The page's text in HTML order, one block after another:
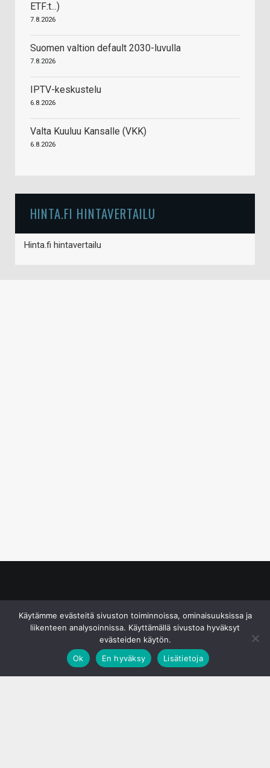
ETF:t...)
7.8.2026
Suomen valtion default 2030-luvulla
7.8.2026
IPTV-keskustelu
6.8.2026
Valta Kuuluu Kansalle (VKK)
6.8.2026
HINTA.FI HINTAVERTAILU
Hinta.fi hintavertailu
Käytämme evästeitä sivuston toiminnoissa, ominaisuuksissa ja
liikenteen analysoinnissa. Käyttämällä sivustoa hyväksyt
evästeiden käytön.
Ok
En hyväksy Lisätietoja